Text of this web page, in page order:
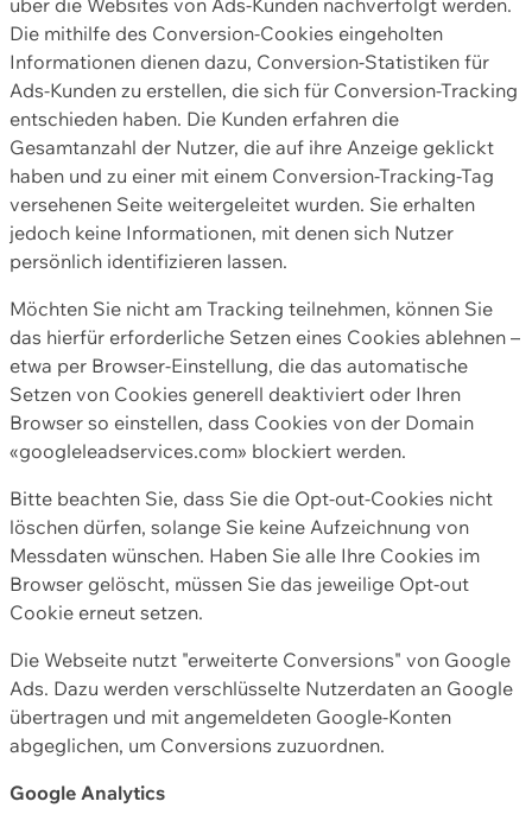
über die Websites von Ads-Kunden nachverfolgt werden.
Die mithilfe des Conversion-Cookies eingeholten
Informationen dienen dazu, Conversion-Statistiken für
Ads-Kunden zu erstellen, die sich für Conversion-Tracking
entschieden haben. Die Kunden erfahren die
Gesamtanzahl der Nutzer, die auf ihre Anzeige geklickt
haben und zu einer mit einem Conversion-Tracking-Tag
versehenen Seite weitergeleitet wurden. Sie erhalten
jedoch keine Informationen, mit denen sich Nutzer
persönlich identifizieren lassen.
Möchten Sie nicht am Tracking teilnehmen, können Sie
das hierfür erforderliche Setzen eines Cookies ablehnen –
etwa per Browser-Einstellung, die das automatische
Setzen von Cookies generell deaktiviert oder Ihren
Browser so einstellen, dass Cookies von der Domain
«googleleadservices.com» blockiert werden.
Bitte beachten Sie, dass Sie die Opt-out-Cookies nicht
löschen dürfen, solange Sie keine Aufzeichnung von
Messdaten wünschen. Haben Sie alle Ihre Cookies im
Browser gelöscht, müssen Sie das jeweilige Opt-out
Cookie erneut setzen.
Die Webseite nutzt "erweiterte Conversions" von Google
Ads. Dazu werden verschlüsselte Nutzerdaten an Google
übertragen und mit angemeldeten Google-Konten
abgeglichen, um Conversions zuzuordnen.
Google Analytics